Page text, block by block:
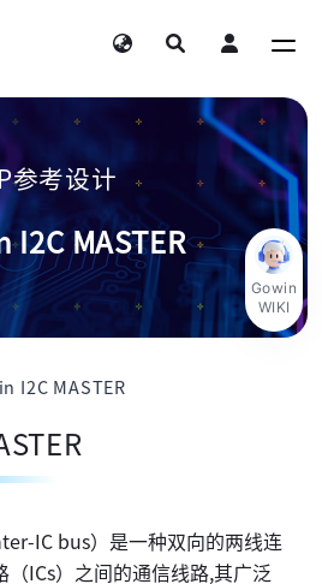
参考设计
I2C MASTER
I2C MASTER
IC bus）是一种双向的两线连
（ICs）之间的通信线路,其广泛
Gowin
WIKI